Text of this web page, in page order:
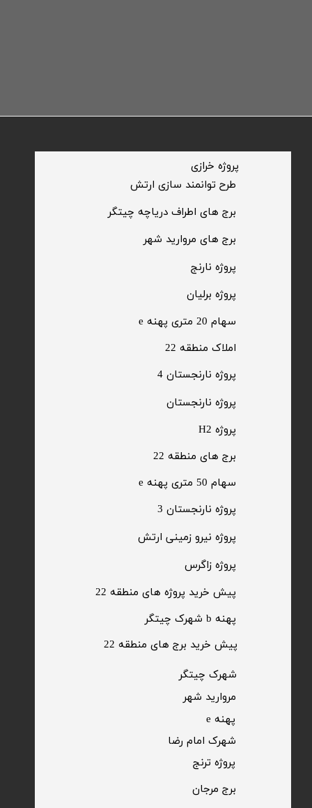
​طرح توانمند سازی ارتش
پیش خرید برج های منطقه 22
سهام 20 متری پهنه e​​​​​​​
​سهام 50 متری پهنه e
پهنه b شهرک چیتگر
​املاک منطقه 22
برج های منطقه 22
پیش خرید پروژه های منطقه 22
​پروژه خرازی
پروژه برلیان
پروژه H2
​پروژه زاگرس
​پروژه ترنج
​پروژه نارنج
​پروژه نارنجستان
​پروژه نیرو زمینی ارتش
​برج های اطراف دریاچه چیتگر
​برج های مروارید شهر
پروژه نارنجستان 4
​پروژه نارنجستان 3
​شهرک چیتگر
مروارید شهر​​​​​​​
شهرک امام رضا
پهنه e
برج مرجان